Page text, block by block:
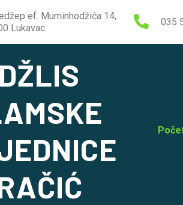
ef. Muminhodžića 14,
Lukavac.
035